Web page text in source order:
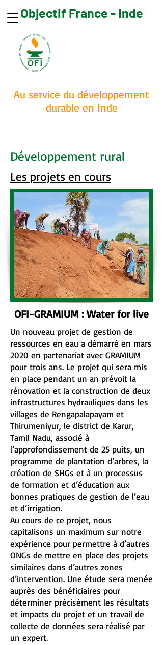
Objectif France - Inde
Au service du développement
durable en Inde
Développement rural
Les projets en cours
OFI-GRAMIUM : Water for live
Un nouveau projet de gestion de
ressources en eau a démarré en mars
2020 en partenariat avec GRAMIUM
pour trois ans. Le projet qui sera mis
en place pendant un an prévoit la
rénovation et la construction de deux
infrastructures hydrauliques dans les
villages de Rengapalapayam et
Thirumeniyur, le district de Karur,
Tamil Nadu, associé à
l’approfondissement de 25 puits, un
programme de plantation d’arbres, la
création de SHGs et à un processus
de formation et d’éducation aux
bonnes pratiques de gestion de l’eau
et d’irrigation.
Au cours de ce projet, nous
capitalisons un maximum sur notre
expérience pour permettre à d’autres
ONGs de mettre en place des projets
similaires dans d’autres zones
d’intervention. Une étude sera menée
auprès des bénéficiaires pour
déterminer précisément les résultats
et impacts du projet et un travail de
collecte de données sera réalisé par
un expert.